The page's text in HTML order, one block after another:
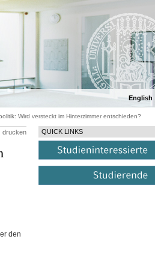
English
Wird versteckt im Hinterzimmer entschieden?
drucken
den
QUICK LINKS